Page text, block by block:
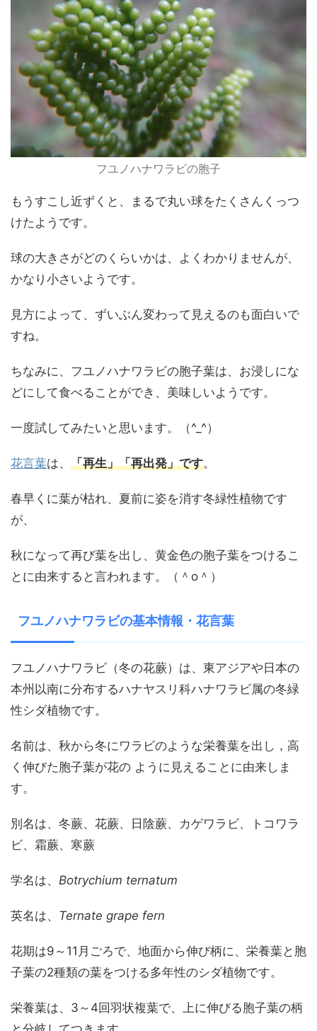
フユノハナワラビの胞子
もうすこし近ずくと、まるで丸い球をたくさんくっつ
けたようです。
球の大きさがどのくらいかは、よくわかりませんが、
かなり小さいようです。
見方によって、ずいぶん変わって見えるのも面白いで
すね。
ちなみに、フユノハナワラビの胞子葉は、お浸しにな
どにして食べることができ、美味しいようです。
一度試してみたいと思います。（^_^）
花言葉は、 「再生」「再出発」です。
春早くに葉が枯れ、夏前に姿を消す冬緑性植物です
が、
秋になって再び葉を出し、黄金色の胞子葉をつけるこ
とに由来すると言われます。（＾o＾）
フユノハナワラビの基本情報・花言葉
フユノハナワラビ（冬の花蕨）は、東アジアや日本の
本州以南に分布するハナヤスリ科ハナワラビ属の冬緑
性シダ植物です。
名前は、秋から冬にワラビのような栄養葉を出し，高
く伸びた胞子葉が花の ように見えることに由来しま
す。
別名は、冬蕨、花蕨、日陰蕨、カゲワラビ、トコワラ
ビ、霜蕨、寒蕨
学名は、 Botrychium ternatum
英名は、 Ternate grape fern
花期は9～11月ごろで、地面から伸び柄に、栄養葉と胞
子葉の2種類の葉をつける多年性のシダ植物です。
栄養葉は、3～4回羽状複葉で、上に伸びる胞子葉の柄